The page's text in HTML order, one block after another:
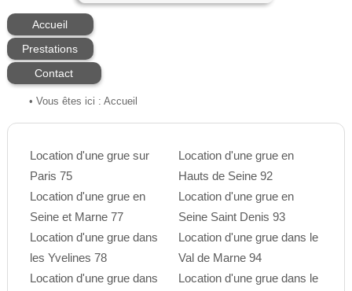
Accueil
Prestations
Contact
• Vous êtes ici : Accueil
Location d'une grue sur
Paris 75
Location d'une grue en
Seine et Marne 77
Location d'une grue dans
les Yvelines 78
Location d'une grue dans
Location d'une grue en
Hauts de Seine 92
Location d'une grue en
Seine Saint Denis 93
Location d'une grue dans le
Val de Marne 94
Location d'une grue dans le